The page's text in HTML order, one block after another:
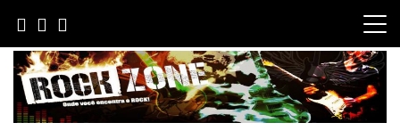
content